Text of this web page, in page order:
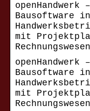
Bausoftware
mit
Bausoftware
mit
Rechnungswesen